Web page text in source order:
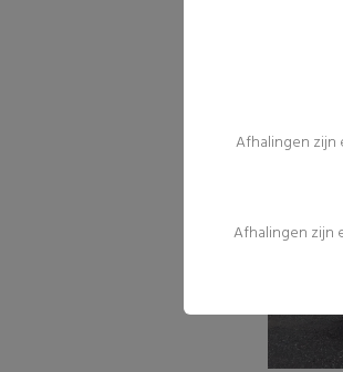
Afhalingen
Afhalingen zijn